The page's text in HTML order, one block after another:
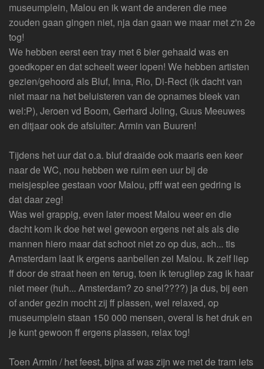
museumplein, Malou en ik want de anderen die mee
zouden gaan gingen niet, nja dan gaan we maar met z'n 2e
tog!
We hebben eerst een tray met 6 bier gehaald was en
goedkoper en dat scheelt weer lopen! We hebben artisten
gezien/gehoord als Bluf, Inna, Rio, Di-Rect (ik dacht van
niet maar na het beluisteren van de opnames bleek van
wel:P), Jeroen vd Boom, Gerhard Joling, Guus Meeuwes
en ditjaar ook de afsluiter: Armin van Buuren!
Tijdens het uur dat o.a. bluf draaide ook maaris een keer
naar de WC, nou hebben we ruim een uur bij de
meisjesplee gestaan voor Malou, pfff wat een gedring is
dat daar zeg!
Was wel grappig, even later moest Malou weer en die
dacht kom ik doe het wel gewoon ergens net als als die
mannen hiero maar dat schoot niet zo op dus, ach... tis
Amsterdam laat ik ergens aanbellen zei Malou. Ik zelf liep
ff door de straat heen en terug, toen ik terugliep zag ik haar
niet meer (huh... Amsterdam? zo snel????) ja dus, bij een
of ander gezin mocht zij ff plassen, wel relaxed, op
museumplein staan 150 000 mensen, overal is het druk en
je kunt gewoon ff ergens plassen, relax tog!
Toen Armin / het feest, bijna af was zijn we met de tram iets